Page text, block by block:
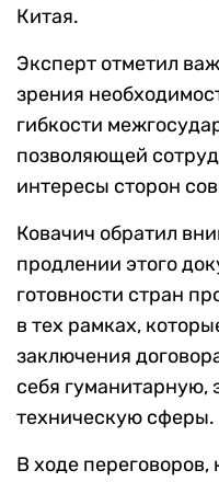
Китая.
Эксперт отметил
зрения
гибкости
позволяющей
интересы сторон
Ковачич обратил
продлении этого
готовности стран
в тех рамках,
заключения
себя гуманитарную,
техническую сферы.
В ходе